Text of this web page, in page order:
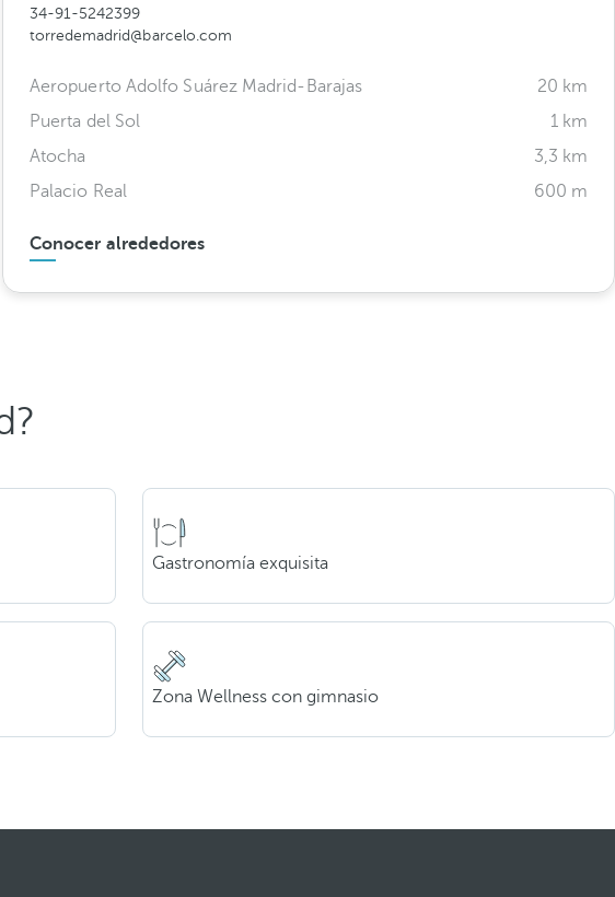
34-91-5242399
torredemadrid@barcelo.com
Aeropuerto Adolfo Suárez Madrid-Barajas
20 km
Puerta del Sol
1 km
Atocha
3,3 km
Palacio Real
600 m
Conocer alrededores
Gastronomía exquisita
Zona Wellness con gimnasio